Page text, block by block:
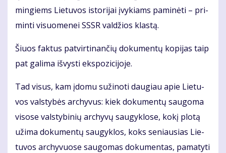
min­giems Lie­tu­vos is­to­ri­jai įvy­kiams pa­mi­nė­ti – pri­
min­ti vi­suo­me­nei SSSR val­džios klas­tą.
Šiuos fak­tus pa­tvir­ti­nan­čių do­ku­men­tų ko­pi­jas taip
pat ga­li­ma iš­vys­ti eks­po­zi­ci­jo­je.
Tad vi­sus, kam įdo­mu su­ži­no­ti dau­giau apie Lie­tu­
vos vals­ty­bės ar­chy­vus: kiek do­ku­men­tų sau­go­ma
vi­so­se vals­ty­bi­nių ar­chy­vų sau­gyk­lo­se, ko­kį plo­tą
už­ima do­ku­men­tų sau­gyk­los, koks se­niau­sias Lie­
tu­vos ar­chy­vuo­se sau­go­mas do­ku­men­tas, pa­ma­ty­ti